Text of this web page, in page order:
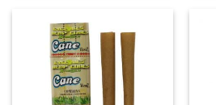
€44,95